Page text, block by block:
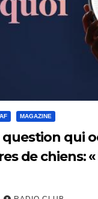
MAGAZINE
question qui
de chiens: